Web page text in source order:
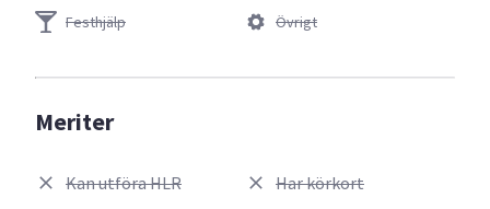
Festhjälp
Övrigt
Meriter
Kan utföra HLR Har körkort